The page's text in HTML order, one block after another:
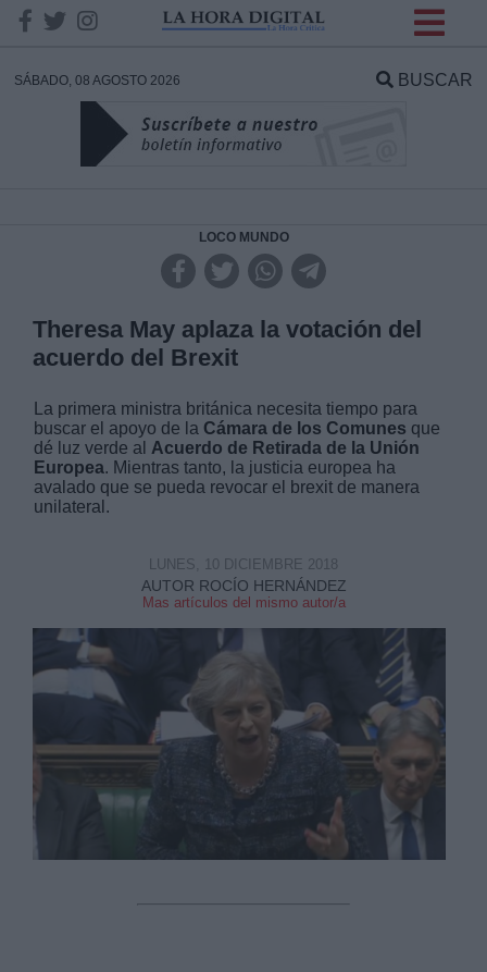
SÁBADO, 08 AGOSTO 2026 BUSCAR
LOCO MUNDO
Theresa May aplaza la votación del
acuerdo del Brexit
La primera ministra británica necesita tiempo para
buscar el apoyo de la Cámara de los Comunes que
dé luz verde al Acuerdo de Retirada de la Unión
Europea. Mientras tanto, la justicia europea ha
avalado que se pueda revocar el brexit de manera
unilateral.
AUTOR ROCÍO HERNÁNDEZ
Mas artículos del mismo autor/a
LUNES, 10 DICIEMBRE 2018
DATOS
Responsable:
Destinatarios:
Derechos:
link
Información adicional
link